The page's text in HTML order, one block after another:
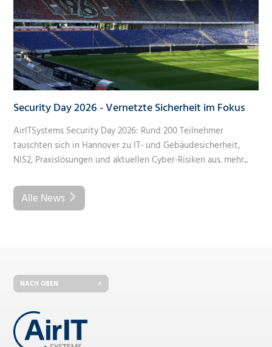
Security Day 2026 - Vernetzte Sicherheit im Fokus
AirITSystems Security Day 2026: Rund 200 Teilnehmer
tauschten sich in Hannover zu IT- und Gebäudesicherheit,
NIS2, Praxislösungen und aktuellen Cyber-Risiken aus. mehr...
Alle News
NACH OBEN